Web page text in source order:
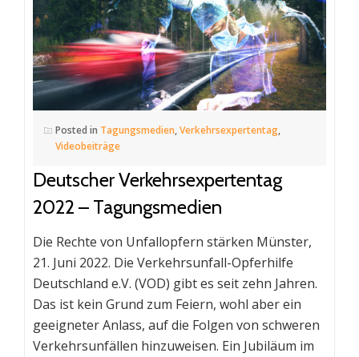
Posted in Tagungsmedien,Verkehrsexpertentag,
Videobeiträge
Deutscher Verkehrsexpertentag
2022 – Tagungsmedien
Die Rechte von Unfallopfern stärken Münster,
21. Juni 2022. Die Verkehrsunfall-Opferhilfe
Deutschland e.V. (VOD) gibt es seit zehn Jahren.
Das ist kein Grund zum Feiern, wohl aber ein
geeigneter Anlass, auf die Folgen von schweren
Verkehrsunfällen hinzuweisen. Ein Jubiläum im